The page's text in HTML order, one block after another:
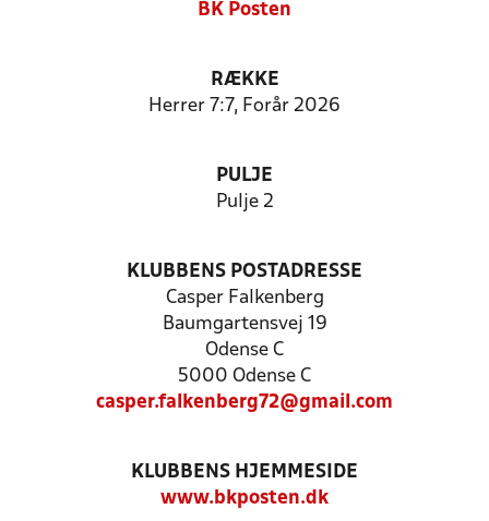
BK Posten
RÆKKE
Herrer 7:7, Forår 2026
PULJE
Pulje 2
KLUBBENS POSTADRESSE
Casper Falkenberg
Baumgartensvej 19
Odense C
5000 Odense C
casper.falkenberg72@gmail.com
KLUBBENS HJEMMESIDE
www.bkposten.dk